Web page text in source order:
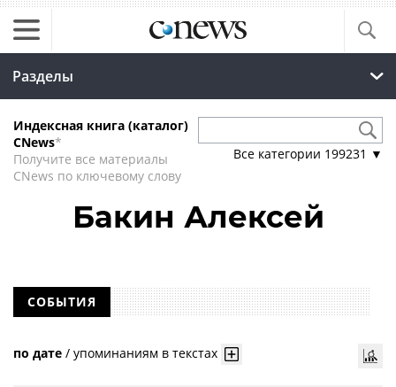
Разделы
Индексная книга (каталог)
CNews*
Получите все материалы
CNews по ключевому слову
Все категории 199231 ▼
Бакин Алексей
СОБЫТИЯ
по дате / упоминаниям в текстах